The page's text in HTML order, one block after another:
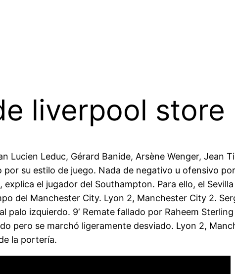
liverpool store
Leduc, Gérard Banide, Arsène Wenger, Jean
su estilo de juego. Nada de negativo u ofensivo
el jugador del Southampton. Para ello, el
del Manchester City. Lyon 2, Manchester City 2.
palo izquierdo. 9′ Remate fallado por Raheem
pero se marchó ligeramente desviado. Lyon 2,
la portería.